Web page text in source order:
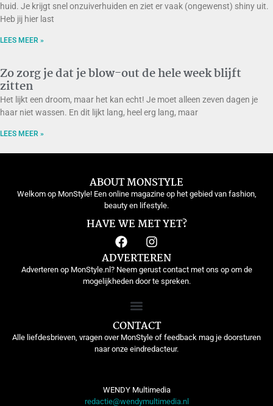
huid. Je krijgt snel onzuiverhuiden en ziet er vaak (ongewenst) shiny uit.
Heb jij hier last
LEES MEER »
Zo zorg je dat je blow-out de hele week blijft
zitten
Het lijkt een droom, maar het kan echt! Je moet alleen zeven dagen je
haar niet wassen. En dit lijkt lang, heel erg lang, maar
LEES MEER »
ABOUT MONSTYLE
Welkom op MonStyle! Een online magazine op het gebied van fashion,
beauty en lifestyle.
HAVE WE MET YET?
ADVERTEREN
Adverteren op MonStyle.nl? Neem gerust contact met ons op om de
mogelijkheden door te spreken.
CONTACT
Alle liefdesbrieven, vragen over MonStyle of feedback mag je doorsturen
naar onze eindredacteur.
WENDY Multimedia
redactie@wendymultimedia.nl